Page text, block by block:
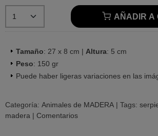
AÑADIR A
Tamaño: 27 x 8 cm | Altura: 5 cm
Peso: 150 gr
Puede haber ligeras variaciones en las
Categoría: Animales de MADERA | Tags:
madera | Comentarios